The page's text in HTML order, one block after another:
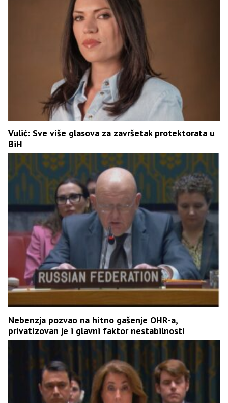
Vulić: Sve više glasova za završetak protektorata u
BiH
Nebenzja pozvao na hitno gašenje OHR-a,
privatizovan je i glavni faktor nestabilnosti